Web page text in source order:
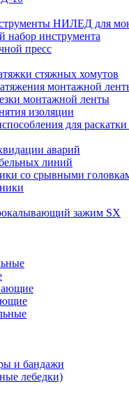
НИЛЕД для
набор инструмента
пресс
стяжных хомутов
монтажной
монтажной ленты
изоляции
для
аварий
линий
со срывными
зажим SX
и бандажи
лебедки)